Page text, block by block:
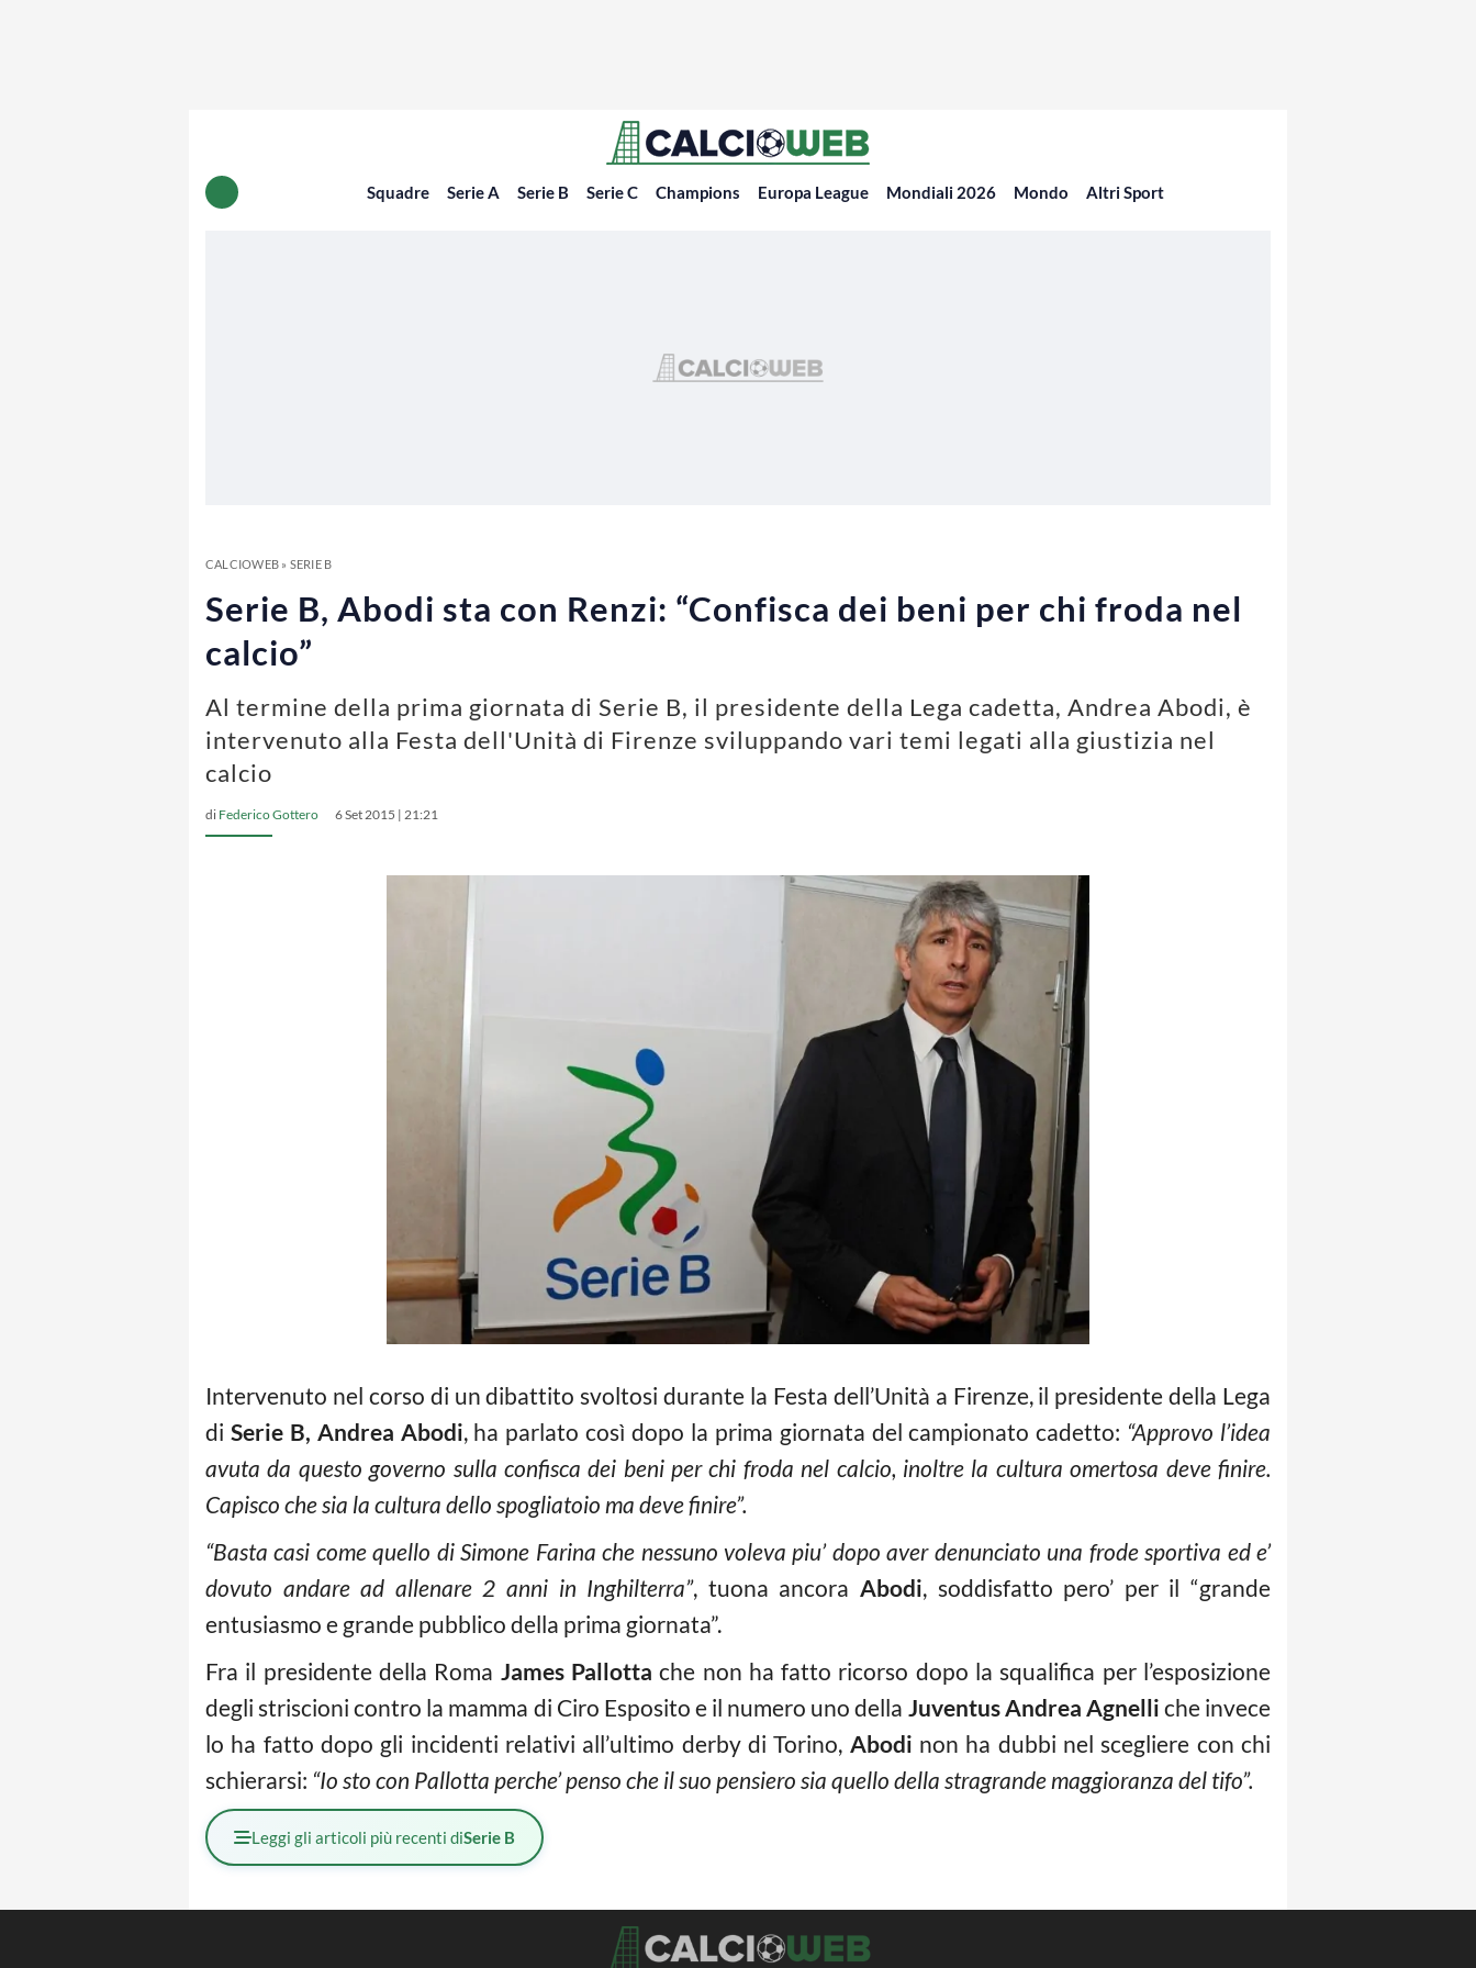
Squadre Serie A Serie B Serie C Champions Europa League Mondiali 2026 Mondo Altri Sport
CALCIOWEB» SERIE B
Serie B, Abodi sta con Renzi: “Confisca dei beni per chi froda nel
calcio”
Al termine della prima giornata di Serie B, il presidente della Lega cadetta, Andrea Abodi, è
intervenuto alla Festa dell'Unità di Firenze sviluppando vari temi legati alla giustizia nel
calcio
di Federico Gottero 6 Set 2015 | 21:21
Intervenuto nel corso di un dibattito svoltosi durante la Festa dell’Unità a Firenze, il presidente della Lega
di Serie B, Andrea Abodi, ha parlato così dopo la prima giornata del campionato cadetto: “Approvo l’idea
avuta da questo governo sulla confisca dei beni per chi froda nel calcio, inoltre la cultura omertosa deve finire.
Capisco che sia la cultura dello spogliatoio ma deve finire”.
“Basta casi come quello di Simone Farina che nessuno voleva piu’ dopo aver denunciato una frode sportiva ed e’
dovuto andare ad allenare 2 anni in Inghilterra”, tuona ancoraAbodi, soddisfatto pero’ per il “grande
entusiasmo e grande pubblico della prima giornata”.
Fra il presidente della Roma James Pallotta che non ha fatto ricorso dopo la squalifica per l’esposizione
degli striscioni contro la mamma di Ciro Esposito e il numero uno della JuventusAndrea Agnelli che invece
lo ha fatto dopo gli incidenti relativi all’ultimo derby di Torino, Abodi non ha dubbi nel scegliere con chi
schierarsi: “Io sto con Pallotta perche’ penso che il suo pensiero sia quello della stragrande maggioranza del tifo”.
Leggi gli articoli più recenti diSerie B